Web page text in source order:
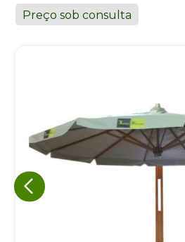
Preço sob consulta
Eu concordo em receber
A nossa empresa está
sua privacidade, utilizaremos
de marketing. Você pode alterar
qualquer momento.
Iniciar